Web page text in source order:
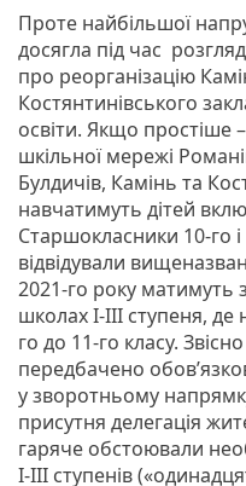
Проте найбільшої
досягла під час
про реорганізацію
Костянтинівського
освіти. Якщо простіше
шкільної мережі
Булдичів, Камінь та
навчатимуть дітей
Старшокласники 10-го і
відвідували
2021-го року матимуть
школах І-ІІІ ступеня,
го до 11-го класу.
передбачено
у зворотньому
присутня делегація
гаряче обстоювали
І-ІІІ ступенів